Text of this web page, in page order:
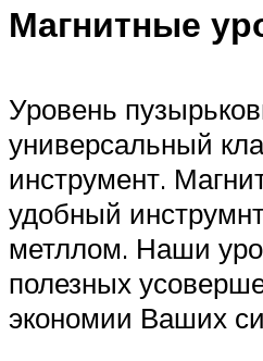
Магнитные
Уровень
универсальный
инструмент.
удобный
метллом. Наши
полезных
экономии Ваших